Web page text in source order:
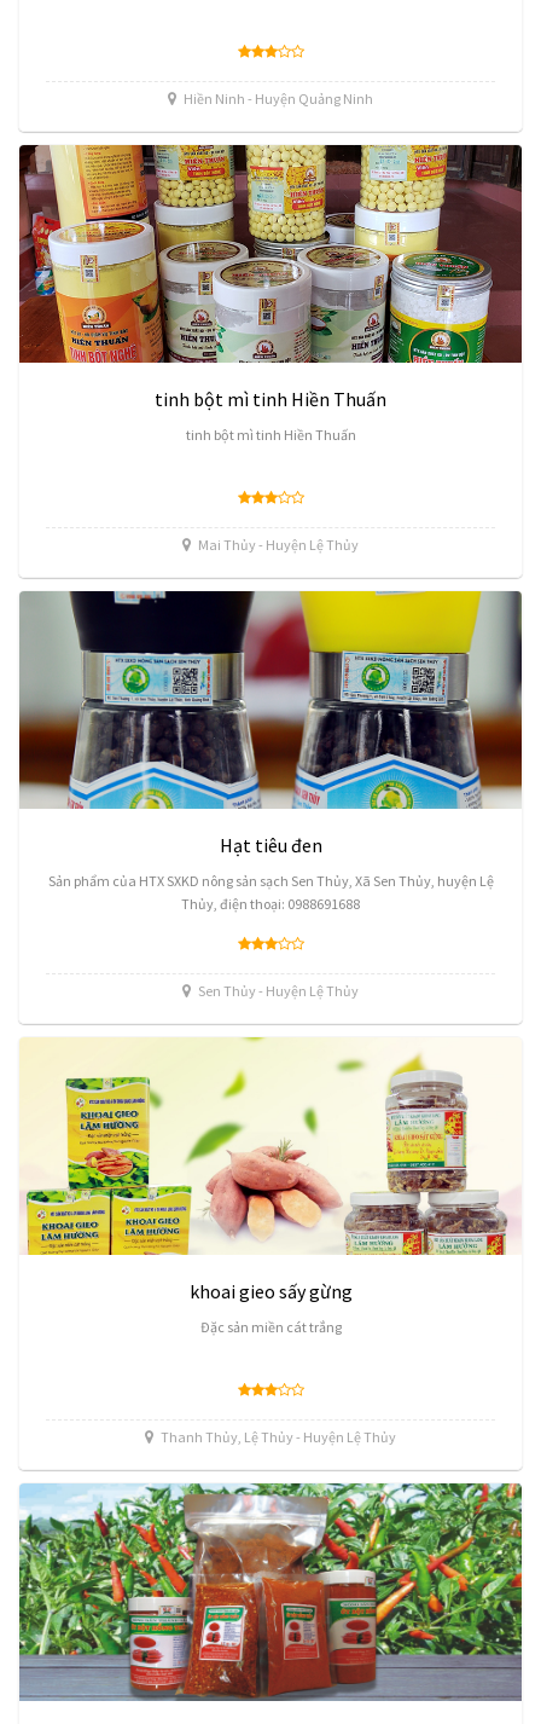
Hiền Ninh - Huyện Quảng Ninh
tinh bột mì tinh Hiền Thuấn
tinh bột mì tinh Hiền Thuấn
Mai Thủy - Huyện Lệ Thủy
Hạt tiêu đen
Sản phẩm của HTX SXKD nông sản sạch Sen Thủy, Xã Sen Thủy, huyện Lệ
Thủy, điện thoại: 0988691688
Sen Thủy - Huyện Lệ Thủy
khoai gieo sấy gừng
Đặc sản miền cát trắng
Thanh Thủy, Lệ Thủy - Huyện Lệ Thủy